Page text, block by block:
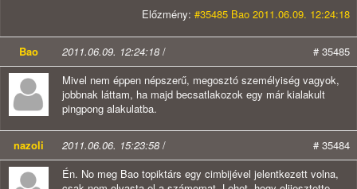
Előzmény: #35485 Bao 2011.06.09. 12:24:18
Bao 2011.06.09. 12:24:18 /
# 35485
Mivel nem éppen népszerű, megosztó személyiség vagyok,
jobbnak láttam, ha majd becsatlakozok egy már kialakult
pingpong alakulatba.
nazoli 2011.06.06. 15:23:58 /
# 35484
Én. No meg Bao topiktárs egy cimbijével jelentkezett volna,